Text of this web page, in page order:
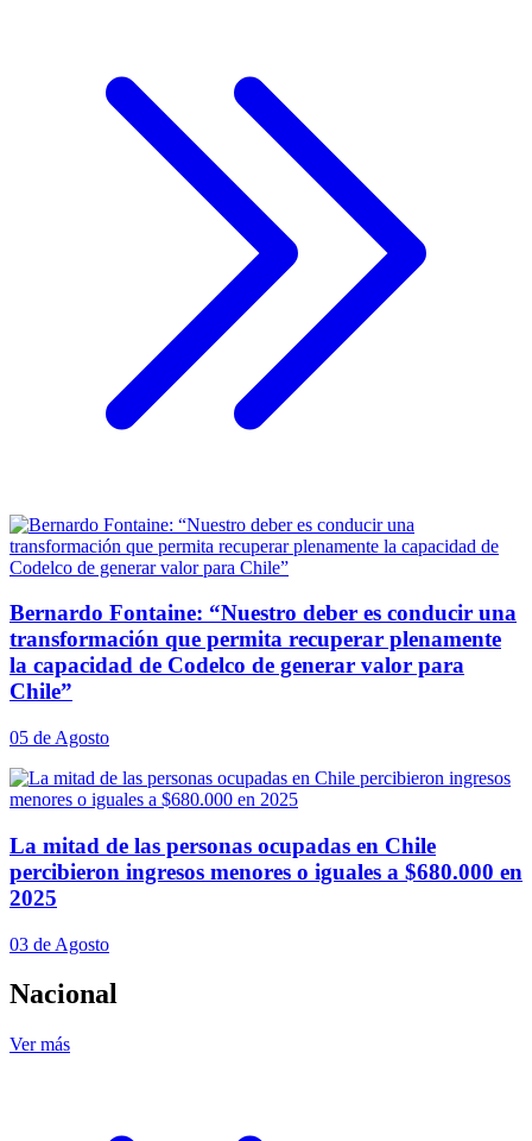
Bernardo Fontaine: “Nuestro deber es conducir una
transformación que permita recuperar plenamente
la capacidad de Codelco de generar valor para
Chile”
05 de Agosto
La mitad de las personas ocupadas en Chile
percibieron ingresos menores o iguales a $680.000 en
2025
03 de Agosto
Nacional
Ver más